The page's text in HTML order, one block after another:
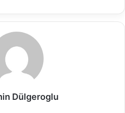
Dülgeroglu